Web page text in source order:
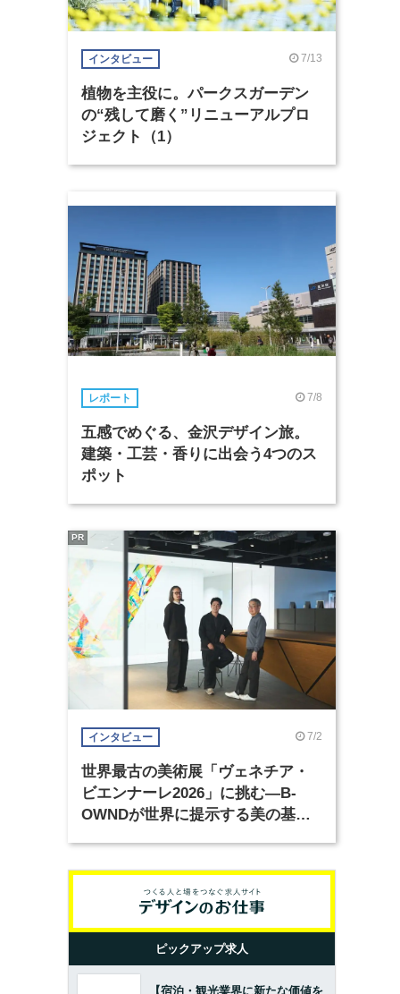
インタビュー 7/13
植物を主役に。パークスガーデン
の“残して磨く”リニューアルプロ
ジェクト（1）
レポート 7/8
五感でめぐる、金沢デザイン旅。
建築・工芸・香りに出会う4つのス
ポット
インタビュー 7/2
世界最古の美術展「ヴェネチア・
ビエンナーレ2026」に挑む―B-
OWNDが世界に提示する美の基準
PR
ピックアップ求人
【宿泊・観光業界に新たな価値を